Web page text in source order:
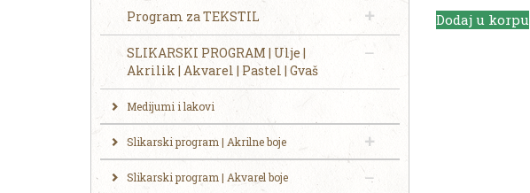
Dodaj u korpu
Program za TEKSTIL
SLIKARSKI PROGRAM | Ulje |
Akrilik | Akvarel | Pastel | Gvaš
Medijumi i lakovi
Slikarski program | Akrilne boje
Slikarski program | Akvarel boje